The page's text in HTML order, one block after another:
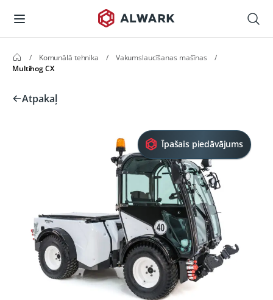
/ Komunālā tehnika / Vakumslaucīšanas mašīnas
/
Multihog CX
Atpakaļ
Īpašais piedāvājums